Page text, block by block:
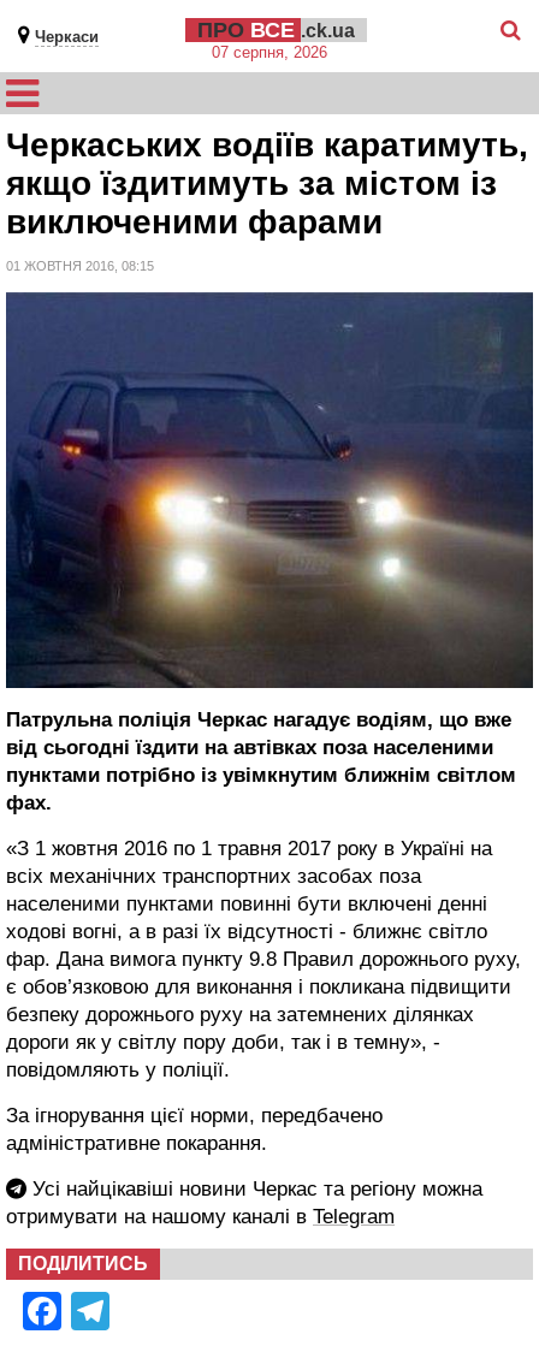
Черкаси ПРО ВСЕ .ck.ua
07 серпня, 2026
Черкаських водіїв каратимуть,
якщо їздитимуть за містом із
виключеними фарами
01 ЖОВТНЯ 2016, 08:15
Патрульна поліція Черкас нагадує водіям, що вже
від сьогодні їздити на автівках поза населеними
пунктами потрібно із увімкнутим ближнім світлом
фах.
«З 1 жовтня 2016 по 1 травня 2017 року в Україні на
всіх механічних транспортних засобах поза
населеними пунктами повинні бути включені денні
ходові вогні, а в разі їх відсутності - ближнє світло
фар. Дана вимога пункту 9.8 Правил дорожнього руху,
є обов’язковою для виконання і покликана підвищити
безпеку дорожнього руху на затемнених ділянках
дороги як у світлу пору доби, так і в темну», -
повідомляють у поліції.
За ігнорування цієї норми, передбачено
адміністративне покарання.
Усі найцікавіші новини Черкас та регіону можна
отримувати на нашому каналі в Telegram
ПОДІЛИТИСЬ
Facebook